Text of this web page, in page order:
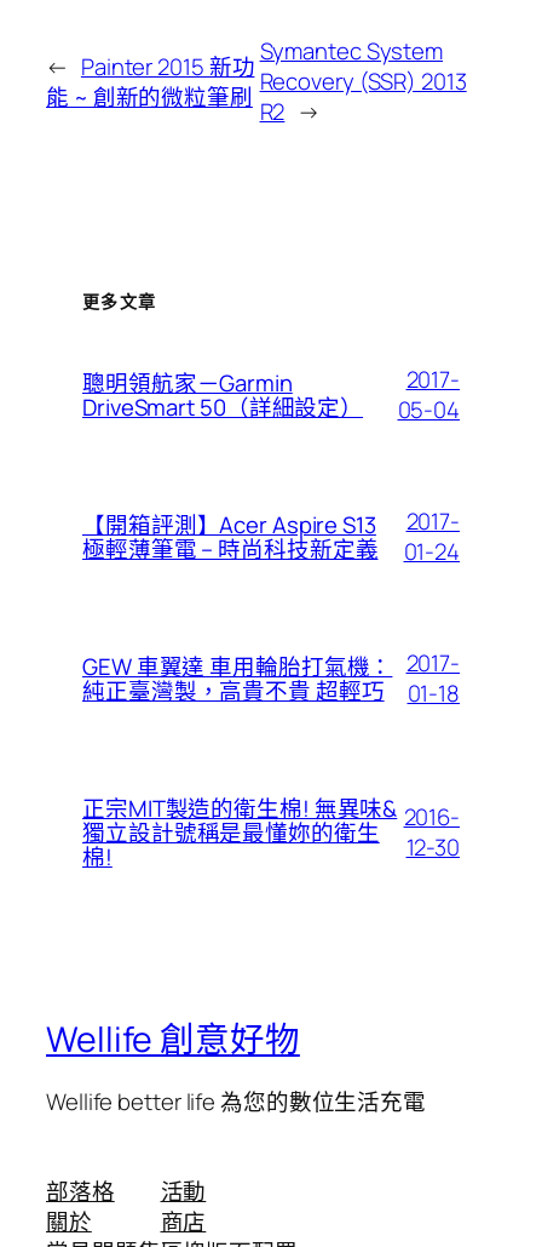
← Painter 2015 新功
能 ~ 創新的微粒筆刷
Symantec System
Recovery (SSR) 2013
R2 →
更多文章
聰明領航家－Garmin
DriveSmart 50（詳細設定）
2017-
05-04
【開箱評測】Acer Aspire S13
極輕薄筆電 – 時尚科技新定義
2017-
01-24
GEW 車翼達 車用輪胎打氣機：
純正臺灣製，高貴不貴 超輕巧
2017-
01-18
正宗MIT製造的衛生棉! 無異味&
獨立設計號稱是最懂妳的衛生
棉!
2016-
12-30
Wellife 創意好物
Wellife better life 為您的數位生活充電
部落格
關於
活動
商店